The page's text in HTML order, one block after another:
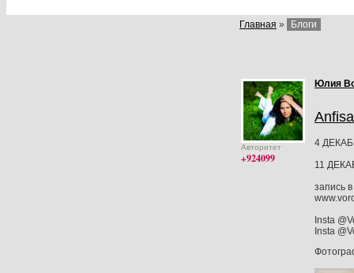
Главная » Блоги
Авторитет
+924099
Юлия
Anfisa
4
11
запись в
Insta
Insta